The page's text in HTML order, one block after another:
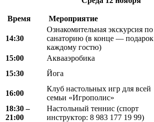
Время Мероприятие
14:30
Ознакомительная экскурсия по
санаторию (в конце — подарок
каждому гостю)
15:00 Аквааэробика
15:30
Йога
16:00
Клуб настольных игр для всей
семьи «Игрополис»
18:30 –
21:00
Настольный теннис (спорт
инструктор: 8 983 177 19 99)